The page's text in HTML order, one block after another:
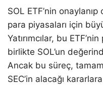
SOL ETF’nin
para piyasaları için
Yatırımcılar, bu
birlikte SOL’un
Ancak bu süreç,
SEC’in alacağı